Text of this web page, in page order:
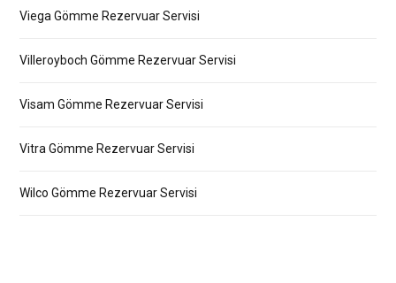
Viega Gömme Rezervuar Servisi
Villeroyboch Gömme Rezervuar Servisi
Visam Gömme Rezervuar Servisi
Vitra Gömme Rezervuar Servisi
Wilco Gömme Rezervuar Servisi